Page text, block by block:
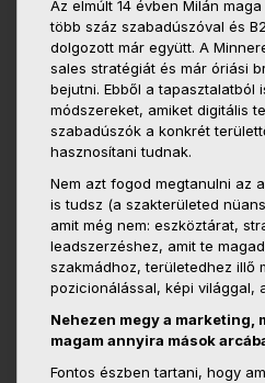
Az elmúlt 14 évben Milán
több száz szabadúszóval és
dolgozott már együtt. A
sales stratégiát és már óriási
bejutni. Ebből a tapasztalatból
módszereket, amiket digitális
szabadúszók a konkrét
hasznosítani tudnak.
Nem azt fogod megtanulni az
is tudsz (a szakterületed
amit még nem: eszköztárat,
leadszerzéshez, amit te
szakmádhoz, területedhez illő
pozicionálással, képi világgal,
Nehezen megy a marketing,
magam annyira mások
Fontos észben tartani, hogy